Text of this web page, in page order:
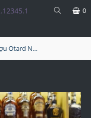
0
Rượu Otard Napoleon Baccarat